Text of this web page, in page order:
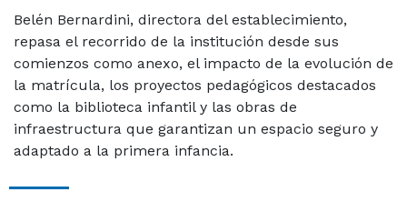
Belén Bernardini, directora del establecimiento,
repasa el recorrido de la institución desde sus
comienzos como anexo, el impacto de la evolución de
la matrícula, los proyectos pedagógicos destacados
como la biblioteca infantil y las obras de
infraestructura que garantizan un espacio seguro y
adaptado a la primera infancia.